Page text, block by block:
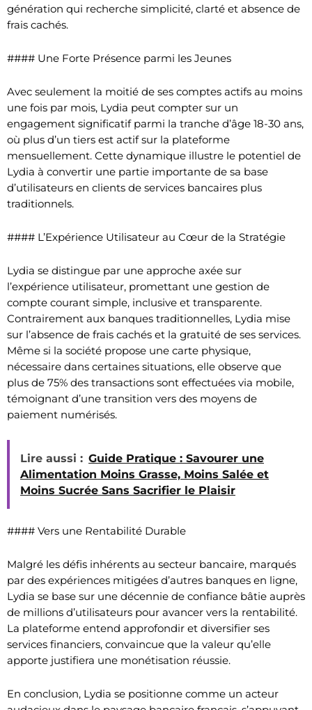
génération qui recherche simplicité, clarté et absence de
frais cachés.
#### Une Forte Présence parmi les Jeunes
Avec seulement la moitié de ses comptes actifs au moins
une fois par mois, Lydia peut compter sur un
engagement significatif parmi la tranche d’âge 18-30 ans,
où plus d’un tiers est actif sur la plateforme
mensuellement. Cette dynamique illustre le potentiel de
Lydia à convertir une partie importante de sa base
d’utilisateurs en clients de services bancaires plus
traditionnels.
#### L’Expérience Utilisateur au Cœur de la Stratégie
Lydia se distingue par une approche axée sur
l’expérience utilisateur, promettant une gestion de
compte courant simple, inclusive et transparente.
Contrairement aux banques traditionnelles, Lydia mise
sur l’absence de frais cachés et la gratuité de ses services.
Même si la société propose une carte physique,
nécessaire dans certaines situations, elle observe que
plus de 75% des transactions sont effectuées via mobile,
témoignant d’une transition vers des moyens de
paiement numérisés.
Lire aussi : Guide Pratique : Savourer une
Alimentation Moins Grasse, Moins Salée et
Moins Sucrée Sans Sacrifier le Plaisir
#### Vers une Rentabilité Durable
Malgré les défis inhérents au secteur bancaire, marqués
par des expériences mitigées d’autres banques en ligne,
Lydia se base sur une décennie de confiance bâtie auprès
de millions d’utilisateurs pour avancer vers la rentabilité.
La plateforme entend approfondir et diversifier ses
services financiers, convaincue que la valeur qu’elle
apporte justifiera une monétisation réussie.
En conclusion, Lydia se positionne comme un acteur